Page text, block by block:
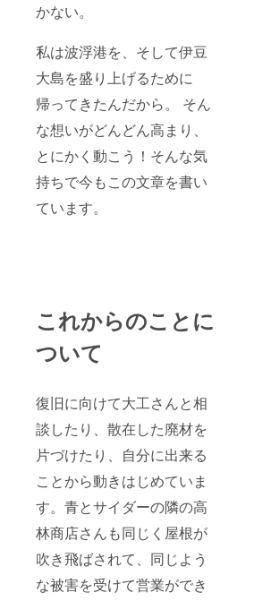
かない。
私は波浮港を、そして伊豆
大島を盛り上げるために
帰ってきたんだから。 そん
な想いがどんどん高まり、
とにかく動こう！そんな気
持ちで今もこの文章を書い
ています。
これからのことに
ついて
復旧に向けて大工さんと相
談したり、散在した廃材を
片づけたり、自分に出来る
ことから動きはじめていま
す。青とサイダーの隣の高
林商店さんも同じく屋根が
吹き飛ばされて、同じよう
な被害を受けて営業ができ